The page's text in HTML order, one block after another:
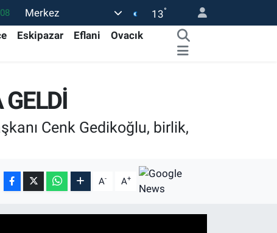
Merkez 13°
Eskipazar Eflani
Ovacık
Cenk Gedikoğlu, birlik,
A- A+